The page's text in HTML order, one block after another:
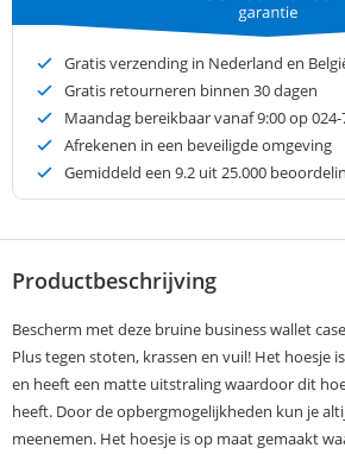
Gratis verzending in Nederland en
Gratis retourneren binnen 30 dagen
Maandag bereikbaar vanaf 9:00 op 024-
Afrekenen in een beveiligde omgeving
Gemiddeld een 9.2 uit 25.000
Productbeschrijving
Bescherm met deze bruine business wallet
Plus tegen stoten, krassen en vuil! Het hoesje
en heeft een matte uitstraling waardoor dit
heeft. Door de opbergmogelijkheden kun je
meenemen. Het hoesje is op maat gemaakt